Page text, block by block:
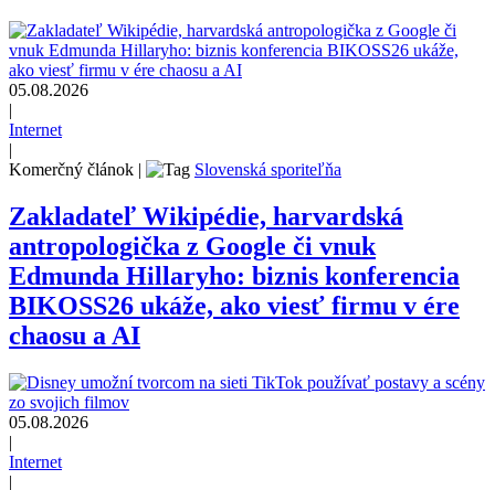
05.08.2026
|
Internet
|
Komerčný článok | Slovenská sporiteľňa
Zakladateľ Wikipédie, harvardská
antropologička z Google či vnuk
Edmunda Hillaryho: biznis konferencia
BIKOSS26 ukáže, ako viesť firmu v ére
chaosu a AI
05.08.2026
|
Internet
|